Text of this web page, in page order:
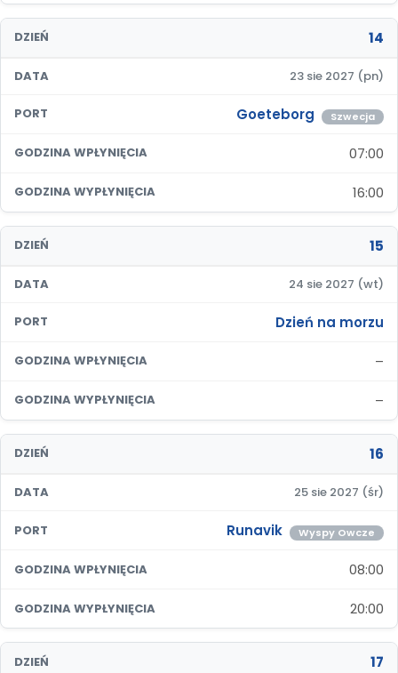
DZIEŃ 14
DATA 23 sie 2027 (pn)
PORT Goeteborg Szwecja
GODZINA WPŁYNIĘCIA 07:00
GODZINA WYPŁYNIĘCIA 16:00
DZIEŃ 15
DATA 24 sie 2027 (wt)
PORT Dzień na morzu
GODZINA WPŁYNIĘCIA –
GODZINA WYPŁYNIĘCIA –
DZIEŃ 16
DATA 25 sie 2027 (śr)
PORT Runavik Wyspy Owcze
GODZINA WPŁYNIĘCIA 08:00
GODZINA WYPŁYNIĘCIA 20:00
DZIEŃ 17